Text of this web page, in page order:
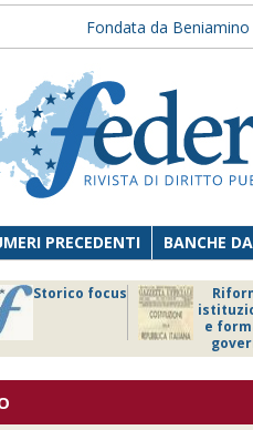
Fondata da
PRECEDENTI BANCHE
Storico focus
e